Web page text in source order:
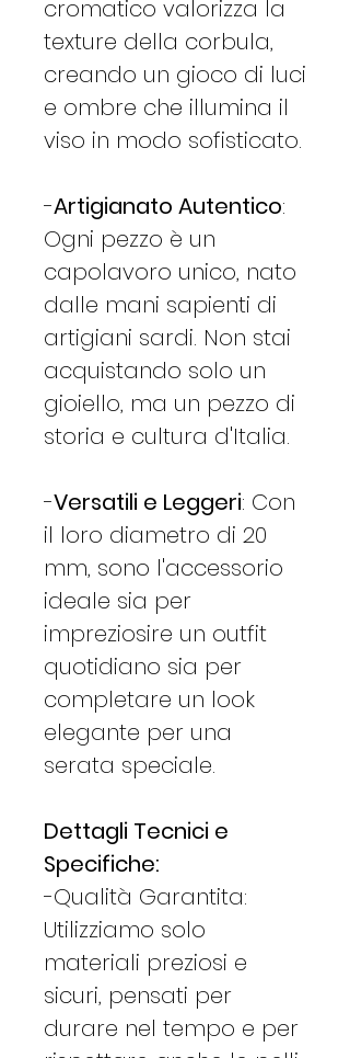
cromatico valorizza la
texture della corbula,
creando un gioco di luci
e ombre che illumina il
viso in modo sofisticato.
-Artigianato Autentico:
Ogni pezzo è un
capolavoro unico, nato
dalle mani sapienti di
artigiani sardi. Non stai
acquistando solo un
gioiello, ma un pezzo di
storia e cultura d'Italia.
-Versatili e Leggeri: Con
il loro diametro di 20
mm, sono l'accessorio
ideale sia per
impreziosire un outfit
quotidiano sia per
completare un look
elegante per una
serata speciale.
Dettagli Tecnici e
Specifiche:
-Qualità Garantita:
Utilizziamo solo
materiali preziosi e
sicuri, pensati per
durare nel tempo e per